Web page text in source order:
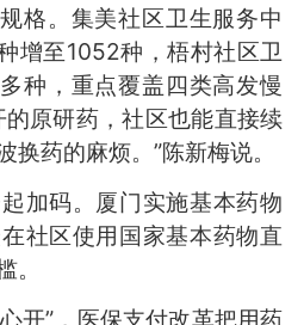
格。集美社区卫生服务中
增至1052种，梧村社区卫
种，重点覆盖四类高发慢
原研药，社区也能直接续
药的麻烦。”陈新梅说。
码。厦门实施基本药物
社区使用国家基本药物直
开”，医保支付改革把用药